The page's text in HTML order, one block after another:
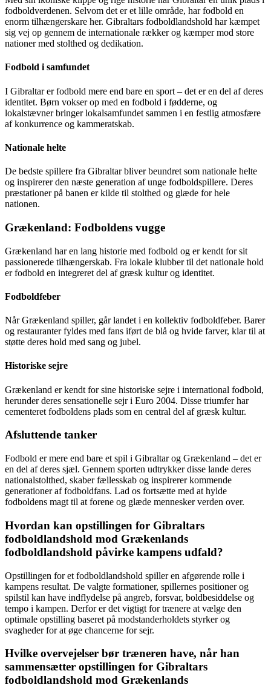
fodboldverdenen. Selvom det er et lille område, har fodbold en
enorm tilhængerskare her. Gibraltars fodboldlandshold har kæmpet
sig vej op gennem de internationale rækker og kæmper mod store
nationer med stolthed og dedikation.
Fodbold i samfundet
I Gibraltar er fodbold mere end bare en sport – det er en del af deres
identitet. Børn vokser op med en fodbold i fødderne, og
lokalstævner bringer lokalsamfundet sammen i en festlig atmosfære
af konkurrence og kammeratskab.
Nationale helte
De bedste spillere fra Gibraltar bliver beundret som nationale helte
og inspirerer den næste generation af unge fodboldspillere. Deres
præstationer på banen er kilde til stolthed og glæde for hele
nationen.
Grækenland: Fodboldens vugge
Grækenland har en lang historie med fodbold og er kendt for sit
passionerede tilhængerskab. Fra lokale klubber til det nationale hold
er fodbold en integreret del af græsk kultur og identitet.
Fodboldfeber
Når Grækenland spiller, går landet i en kollektiv fodboldfeber. Barer
og restauranter fyldes med fans iført de blå og hvide farver, klar til at
støtte deres hold med sang og jubel.
Historiske sejre
Grækenland er kendt for sine historiske sejre i international fodbold,
herunder deres sensationelle sejr i Euro 2004. Disse triumfer har
cementeret fodboldens plads som en central del af græsk kultur.
Afsluttende tanker
Fodbold er mere end bare et spil i Gibraltar og Grækenland – det er
en del af deres sjæl. Gennem sporten udtrykker disse lande deres
nationalstolthed, skaber fællesskab og inspirerer kommende
generationer af fodboldfans. Lad os fortsætte med at hylde
fodboldens magt til at forene og glæde mennesker verden over.
Hvordan kan opstillingen for Gibraltars
fodboldlandshold mod Grækenlands
fodboldlandshold påvirke kampens udfald?
Opstillingen for et fodboldlandshold spiller en afgørende rolle i
kampens resultat. De valgte formationer, spillernes positioner og
spilstil kan have indflydelse på angreb, forsvar, boldbesiddelse og
tempo i kampen. Derfor er det vigtigt for trænere at vælge den
optimale opstilling baseret på modstanderholdets styrker og
svagheder for at øge chancerne for sejr.
Hvilke overvejelser bør træneren have, når han
sammensætter opstillingen for Gibraltars
fodboldlandshold mod Grækenlands